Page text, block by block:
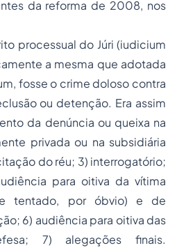
da reforma de 2008, nos
processual do Júri (iudicium
a mesma que adotada
fosse o crime doloso contra
ou detenção. Era assim
da denúncia ou queixa na
privada ou na subsidiária
do réu; 3) interrogatório;
para oitiva da vítima
tentado, por óbvio) e de
6) audiência para oitiva das
7) alegações finais.